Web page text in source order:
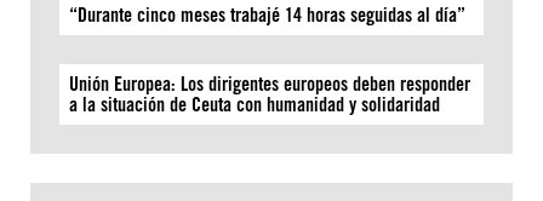
“Durante cinco meses trabajé 14 horas seguidas al día”
Unión Europea: Los dirigentes europeos deben responder
a la situación de Ceuta con humanidad y solidaridad